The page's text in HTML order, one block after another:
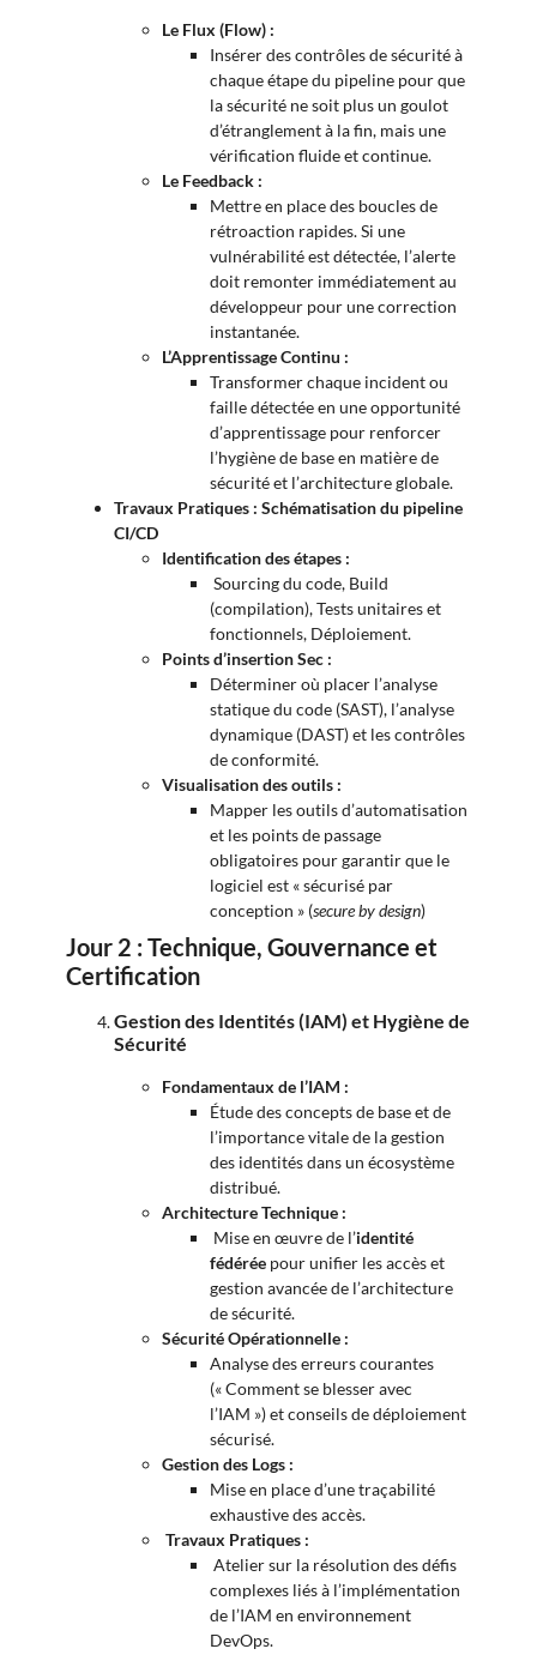
Le Flux (Flow) :
Insérer des contrôles de sécurité à
chaque étape du pipeline pour que
la sécurité ne soit plus un goulot
d’étranglement à la fin, mais une
vérification fluide et continue.
Le Feedback :
Mettre en place des boucles de
rétroaction rapides. Si une
vulnérabilité est détectée, l’alerte
doit remonter immédiatement au
développeur pour une correction
instantanée.
L’Apprentissage Continu :
Transformer chaque incident ou
faille détectée en une opportunité
d’apprentissage pour renforcer
l’hygiène de base en matière de
sécurité et l’architecture globale.
Travaux Pratiques : Schématisation du pipeline
CI/CD
Identification des étapes :
Sourcing du code, Build
(compilation), Tests unitaires et
fonctionnels, Déploiement.
Points d’insertion Sec :
Déterminer où placer l’analyse
statique du code (SAST), l’analyse
dynamique (DAST) et les contrôles
de conformité.
Visualisation des outils :
Mapper les outils d’automatisation
et les points de passage
obligatoires pour garantir que le
logiciel est « sécurisé par
conception » (secure by design)
Jour 2 : Technique, Gouvernance et
Certification
Gestion des Identités (IAM) et Hygiène de
Sécurité
Fondamentaux de l’IAM :
Étude des concepts de base et de
l’importance vitale de la gestion
des identités dans un écosystème
distribué.
Architecture Technique :
Mise en œuvre de l’identité
fédérée pour unifier les accès et
gestion avancée de l’architecture
de sécurité.
Sécurité Opérationnelle :
Analyse des erreurs courantes
(« Comment se blesser avec
l’IAM ») et conseils de déploiement
sécurisé.
Gestion des Logs :
Mise en place d’une traçabilité
exhaustive des accès.
Travaux Pratiques :
Atelier sur la résolution des défis
complexes liés à l’implémentation
de l’IAM en environnement
DevOps.